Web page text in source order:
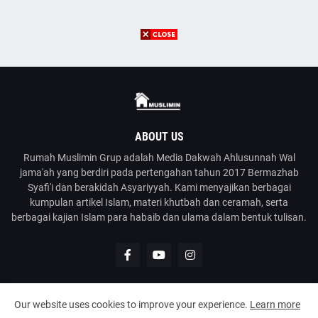
ABOUT US
Rumah Muslimin Grup adalah Media Dakwah Ahlusunnah Wal
jama'ah yang berdiri pada pertengahan tahun 2017 Bermazhab
Syafi'i dan berakidah Asyariyyah. Kami menyajikan berbagai
kumpulan artikel Islam, materi khutbah dan ceramah, serta
berbagai kajian Islam para habaib dan ulama dalam bentuk tulisan.
| Media Dakwah Ahlusunnah Wal Jama'ah
Our website uses cookies to improve your experience. Learn more